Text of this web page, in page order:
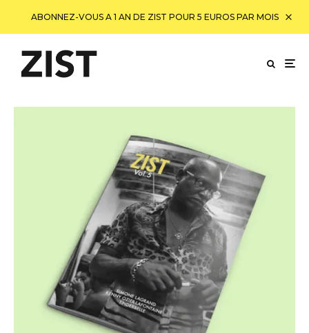
ABONNEZ-VOUS A 1 AN DE ZIST POUR 5 EUROS PAR MOIS